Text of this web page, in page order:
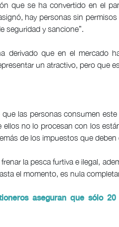
que se ha convertido en el
hay personas sin
seguridad y sancione”.
derivado que en el mercado
un atractivo, pero que
que las personas consumen
ellos no lo procesan con los
de los impuestos que deben
la pesca furtiva e ilegal,
el momento, es nula
aseguran que sólo